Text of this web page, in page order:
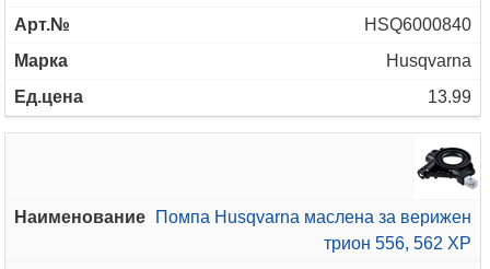
HSQ6000840
Husqvarna
13.99
Помпа Husqvarna маслена за верижен
трион 556, 562 XP